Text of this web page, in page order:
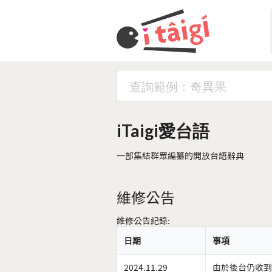
iTaigi愛台語
一部集結群眾編纂的開放台語辭典
維修公告
維修公告紀錄:
日期
事項
2024.11.29 由於後台仍收